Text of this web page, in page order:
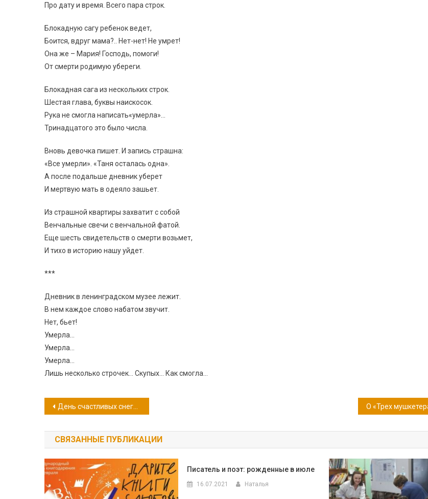
Про дату и время. Всего пара строк.
Блокадную сагу ребенок ведет,
Боится, вдруг мама?.. Нет-нет! Не умрет!
Она же – Мария! Господь, помоги!
От смерти родимую убереги.
Блокадная сага из нескольких строк.
Шестая глава, буквы наискосок.
Рука не смогла написать«умерла»…
Тринадцатого это было числа.
Вновь девочка пишет. И запись страшна:
«Все умерли». «Таня осталась одна».
А после подальше дневник уберет
И мертвую мать в одеяло зашьет.
Из страшной квартиры захватит с собой
Венчальные свечи с венчальной фатой.
Еще шесть свидетельств о смерти возьмет,
И тихо в историю нашу уйдет.
***
Дневник в ленинградском музее лежит.
В нем каждое слово набатом звучит.
Нет, бьет!
Умерла…
Умерла…
Умерла…
Лишь несколько строчек… Скупых… Как смогла…
Навигация
по
записям
День счастливых снеговиков
СВЯЗАННЫЕ ПУБЛИКАЦИИ
Писатель и поэт: рожденные в июле
16.07.2021 Наталья